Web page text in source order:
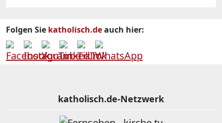
Folgen Sie katholisch.deauch hier:
katholisch.de-Netzwerk